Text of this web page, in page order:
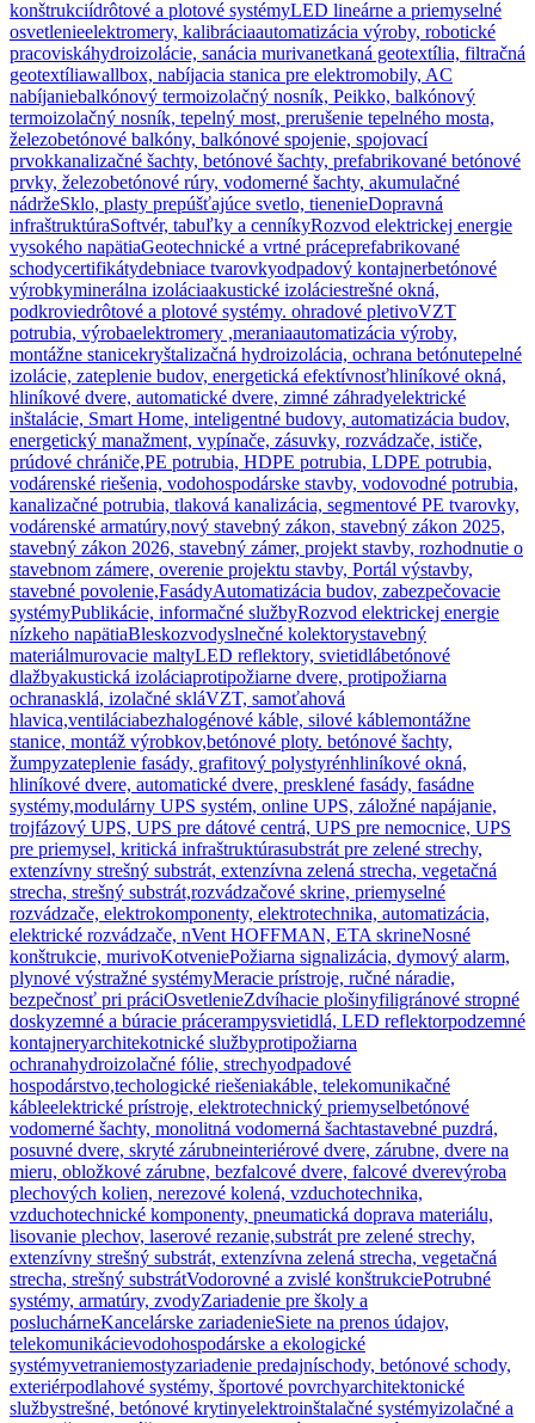
konštrukciídrôtové a plotové systémyLED lineárne a priemyselné
osvetlenieelektromery, kalibráciaautomatizácia výroby, robotické
pracoviskáhydroizolácie, sanácia murivanetkaná geotextília, filtračná
geotextíliawallbox, nabíjacia stanica pre elektromobily, AC
nabíjaniebalkónový termoizolačný nosník, Peikko, balkónový
termoizolačný nosník, tepelný most, prerušenie tepelného mosta,
železobetónové balkóny, balkónové spojenie, spojovací
prvokkanalizačné šachty, betónové šachty, prefabrikované betónové
prvky, železobetónové rúry, vodomerné šachty, akumulačné
nádržeSklo, plasty prepúšťajúce svetlo, tienenieDopravná
infraštruktúraSoftvér, tabuľky a cenníkyRozvod elektrickej energie
vysokého napätiaGeotechnické a vrtné práceprefabrikované
schodycertifikátydebniace tvarovkyodpadový kontajnerbetónové
výrobkyminerálna izoláciaakustické izoláciestrešné okná,
podkroviedrôtové a plotové systémy. ohradové pletivoVZT
potrubia, výrobaelektromery ,meraniaautomatizácia výroby,
montážne stanicekryštalizačná hydroizolácia, ochrana betónutepelné
izolácie, zateplenie budov, energetická efektívnosťhliníkové okná,
hliníkové dvere, automatické dvere, zimné záhradyelektrické
inštalácie, Smart Home, inteligentné budovy, automatizácia budov,
energetický manažment, vypínače, zásuvky, rozvádzače, ističe,
prúdové chrániče,PE potrubia, HDPE potrubia, LDPE potrubia,
vodárenské riešenia, vodohospodárske stavby, vodovodné potrubia,
kanalizačné potrubia, tlaková kanalizácia, segmentové PE tvarovky,
vodárenské armatúry,nový stavebný zákon, stavebný zákon 2025,
stavebný zákon 2026, stavebný zámer, projekt stavby, rozhodnutie o
stavebnom zámere, overenie projektu stavby, Portál výstavby,
stavebné povolenie,FasádyAutomatizácia budov, zabezpečovacie
systémyPublikácie, informačné službyRozvod elektrickej energie
nízkeho napätiaBleskozvodyslnečné kolektorystavebný
materiálmurovacie maltyLED reflektory, svietidlábetónové
dlažbyakustická izoláciaprotipožiarne dvere, protipožiarna
ochranasklá, izolačné skláVZT, samoťahová
hlavica,ventiláciabezhalogénové káble, silové káblemontážne
stanice, montáž výrobkov,betónové ploty. betónové šachty,
žumpyzateplenie fasády, grafitový polystyrénhliníkové okná,
hliníkové dvere, automatické dvere, presklené fasády, fasádne
systémy,modulárny UPS systém, online UPS, záložné napájanie,
trojfázový UPS, UPS pre dátové centrá, UPS pre nemocnice, UPS
pre priemysel, kritická infraštruktúrasubstrát pre zelené strechy,
extenzívny strešný substrát, extenzívna zelená strecha, vegetačná
strecha, strešný substrát,rozvádzačové skrine, priemyselné
rozvádzače, elektrokomponenty, elektrotechnika, automatizácia,
elektrické rozvádzače, nVent HOFFMAN, ETA skrineNosné
konštrukcie, murivoKotveniePožiarna signalizácia, dymový alarm,
plynové výstražné systémyMeracie prístroje, ručné náradie,
bezpečnosť pri práciOsvetlenieZdvíhacie plošinyfiligránové stropné
doskyzemné a búracie prácerampysvietidlá, LED reflektorpodzemné
kontajneryarchitekotnické službyprotipožiarna
ochranahydroizolačné fólie, strechyodpadové
hospodárstvo,techologické riešeniakáble, telekomunikačné
kábleelektrické prístroje, elektrotechnický priemyselbetónové
vodomerné šachty, monolitná vodomerná šachtastavebné puzdrá,
posuvné dvere, skryté zárubneinteriérové dvere, zárubne, dvere na
mieru, obložkové zárubne, bezfalcové dvere, falcové dverevýroba
plechových kolien, nerezové kolená, vzduchotechnika,
vzduchotechnické komponenty, pneumatická doprava materiálu,
lisovanie plechov, laserové rezanie,substrát pre zelené strechy,
extenzívny strešný substrát, extenzívna zelená strecha, vegetačná
strecha, strešný substrátVodorovné a zvislé konštrukciePotrubné
systémy, armatúry, zvodyZariadenie pre školy a
posluchárneKancelárske zariadenieSiete na prenos údajov,
telekomunikácievodohospodárske a ekologické
systémyvetraniemostyzariadenie predajníschody, betónové schody,
exteriérpodlahové systémy, športové povrchyarchitektonické
službystrešné, betónové krytinyelektroinštalačné systémyizolačné a